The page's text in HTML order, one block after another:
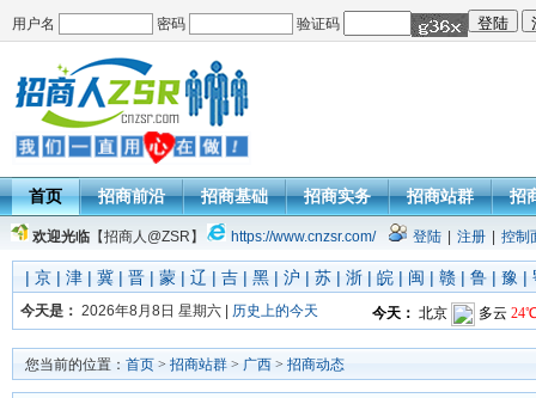
用户名 密码 验证码
首页 招商前沿 招商基础 招商实务 招商站群 招
欢迎光临 【招商人@ZSR】 https://www.cnzsr.com/ 登陆 注册 控制
| 京 | 津 | 冀 | 晋 | 蒙 | 辽 | 吉 | 黑 | 沪 | 苏 | 浙 | 皖 | 闽 | 赣 | 鲁 | 豫 |
今天是： 2026年8月8日 星期六 | 历史上的今天
您当前的位置： 首页 > 招商站群 > 广西 > 招商动态